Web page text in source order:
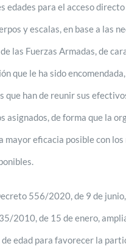
edades para el acceso
y escalas, en base a las
las Fuerzas Armadas, de
que le ha sido
que han de reunir sus
asignados, de forma que la
mayor eficacia posible con
556/2020, de 9 de
2010, de 15 de enero,
de edad para favorecer la